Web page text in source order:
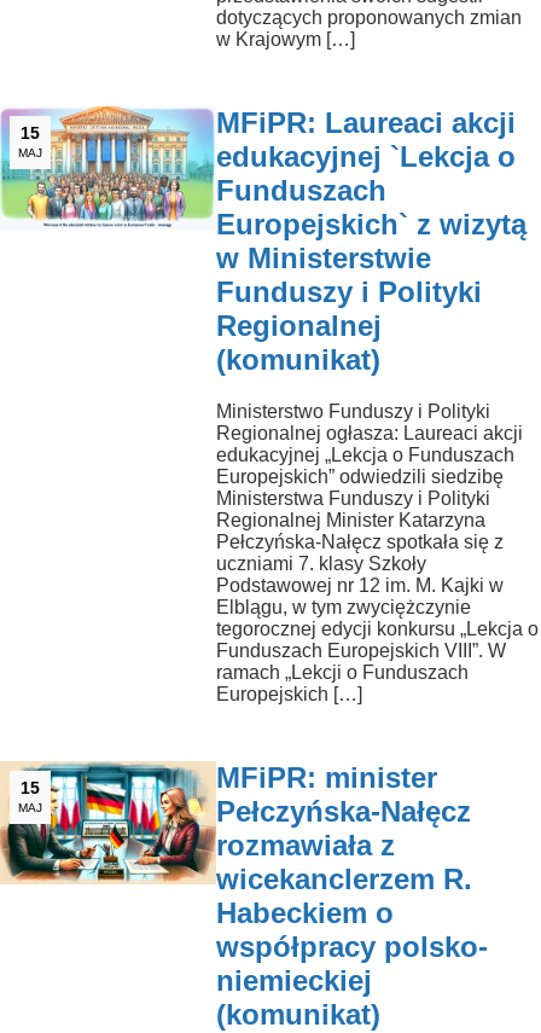
dotyczących proponowanych zmian
w Krajowym […]
15
MAJ
MFiPR: Laureaci akcji
edukacyjnej `Lekcja o
Funduszach
Europejskich` z wizytą
w Ministerstwie
Funduszy i Polityki
Regionalnej
(komunikat)
Ministerstwo Funduszy i Polityki
Regionalnej ogłasza: Laureaci akcji
edukacyjnej „Lekcja o Funduszach
Europejskich” odwiedzili siedzibę
Ministerstwa Funduszy i Polityki
Regionalnej Minister Katarzyna
Pełczyńska-Nałęcz spotkała się z
uczniami 7. klasy Szkoły
Podstawowej nr 12 im. M. Kajki w
Elblągu, w tym zwyciężczynie
tegorocznej edycji konkursu „Lekcja o
Funduszach Europejskich VIII”. W
ramach „Lekcji o Funduszach
Europejskich […]
15
MAJ
MFiPR: minister
Pełczyńska-Nałęcz
rozmawiała z
wicekanclerzem R.
Habeckiem o
współpracy polsko-
niemieckiej
(komunikat)